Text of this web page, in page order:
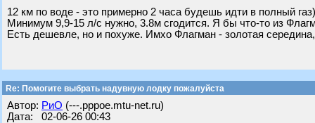
12 км по воде - это примерно 2 часа будешь идти в полный газ)
Минимум 9,9-15 л/с нужно, 3.8м сгодится. Я бы что-то из
Есть дешевле, но и похуже. Имхо Флагман - золотая
Re: Помогите выбрать надувную лодку пожалуйста
Автор: РиО (---.pppoe.mtu-net.ru)
Дата: 02-06-26 00:43